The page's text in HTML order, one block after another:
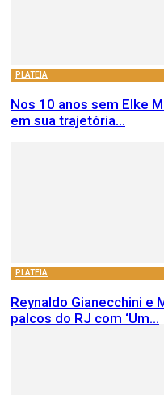
PLATEIA
Nos 10 anos sem Elke
em sua trajetória...
PLATEIA
Reynaldo Gianecchini e
palcos do RJ com ‘Um...